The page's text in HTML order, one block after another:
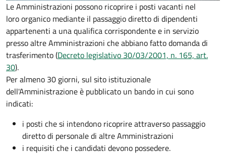
Le Amministrazioni possono ricoprire i posti vacanti nel
loro organico mediante il passaggio diretto di dipendenti
appartenenti a una qualifica corrispondente e in servizio
presso altre Amministrazioni che abbiano fatto domanda di
trasferimento (Decreto legislativo 30/03/2001, n. 165, art.
30).
Per almeno 30 giorni, sul sito istituzionale
dell'Amministrazione è pubblicato un bando in cui sono
indicati:
i posti che si intendono ricoprire attraverso passaggio
diretto di personale di altre Amministrazioni
i requisiti che i candidati devono possedere.